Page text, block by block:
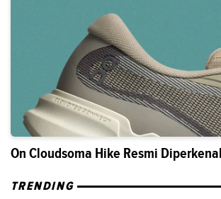
On Cloudsoma Hike Resmi
TRENDING